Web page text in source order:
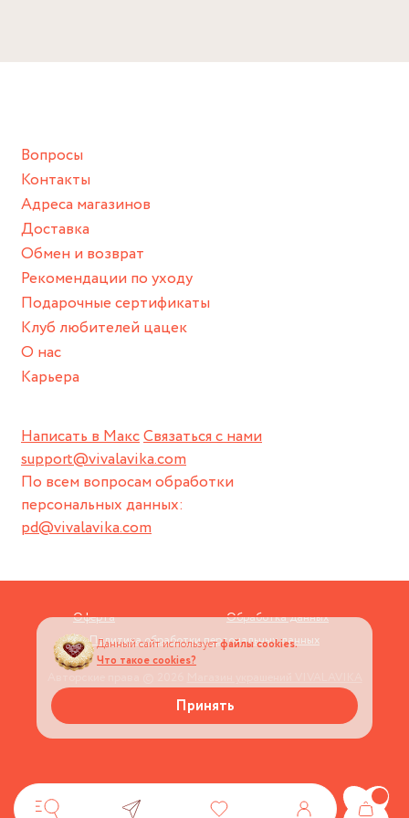
Снимайте ваше украшение перед купанием (и в море, и в
спортивный инвентарь).
Храните изделие в сухом месте.
Для надежного хранения мы доставляем все изделия в
нашей фирменной коробке или упаковке бренда.
Пожалуйста, используйте эту упаковку для хранения,
пока не носите украшение на себе.
Написать в МаксСвязаться с нами
support@vivalavika.com
По всем вопросам обработки
персональных данных:
pd@vivalavika.com
Вопросы
Контакты
Адреса магазинов
Доставка
Обмен и возврат
Рекомендации по уходу
Подарочные сертификаты
Клуб любителей цацек
О нас
Карьера
Оферта
Обработка данных
Политика обработки персональных данных
Данный сайт используетфайлы cookies.
Что такое cookies?
Принять